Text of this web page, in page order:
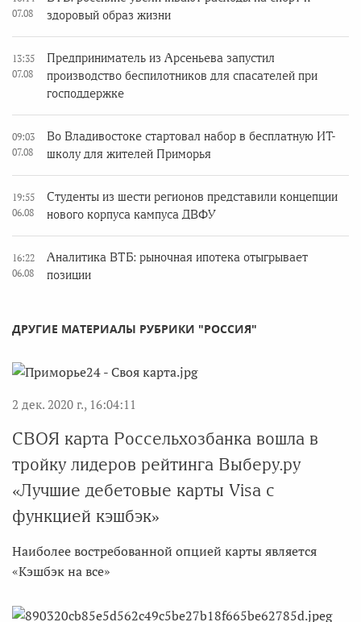
07.08
здоровый образ жизни
13:35
07.08
Предприниматель из Арсеньева запустил
производство беспилотников для спасателей при
господдержке
09:03
07.08
Во Владивостоке стартовал набор в бесплатную ИТ-
школу для жителей Приморья
19:55
06.08
Студенты из шести регионов представили концепции
нового корпуса кампуса ДВФУ
16:22
06.08
Аналитика ВТБ: рыночная ипотека отыгрывает
позиции
ДРУГИЕ МАТЕРИАЛЫ РУБРИКИ "РОССИЯ"
2 дек. 2020 г., 16:04:11
СВОЯ карта Россельхозбанка вошла в
тройку лидеров рейтинга Выберу.ру
«Лучшие дебетовые карты Visa с
функцией кэшбэк»
Наиболее востребованной опцией карты является
«Кэшбэк на все»